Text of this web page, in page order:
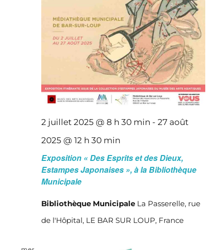
2 juillet 2025 @ 8 h 30 min - 27 août
2025 @ 12 h 30 min
Exposition « Des Esprits et des Dieux,
Estampes Japonaises », à la Bibliothèque
Municipale
Bibliothèque Municipale La Passerelle, rue
de l'Hôpital, LE BAR SUR LOUP, France